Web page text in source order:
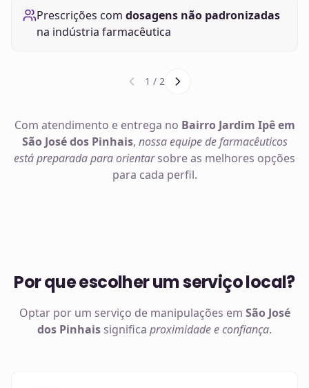
Prescrições com dosagens não padronizadas
na indústria farmacêutica
1 / 2
Com atendimento e entrega no Bairro Jardim Ipê em
São José dos Pinhais, nossa equipe de farmacêuticos
está preparada para orientarsobre as melhores opções
para cada perfil.
Por que escolher um serviço local?
Optar por um serviço de manipulações em São José
dos Pinhais significa proximidade e confiança.